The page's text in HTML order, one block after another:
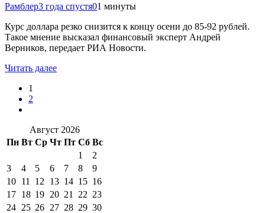
Рамблер3 года спустя01 минуты
Курс доллара резко снизится к концу осени до 85-92 рублей.
Такое мнение высказал финансовый эксперт Андрей
Верников, передает РИА Новости.
Читать далее
1
2
Август 2026
Пн Вт Ср Чт Пт Сб Вс
1
2
3
4 5 6 7 8
9
10 11 12 13 14 15 16
17 18 19 20 21 22 23
24 25 26 27 28 29 30